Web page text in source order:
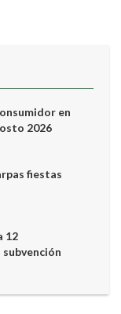
en
2026
fiestas
12